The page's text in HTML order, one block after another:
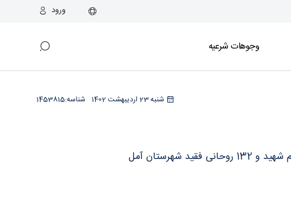
ورود
وجوهات شرعیه
شنبه 23 اردیبهشت 1402 1453815شناسه: